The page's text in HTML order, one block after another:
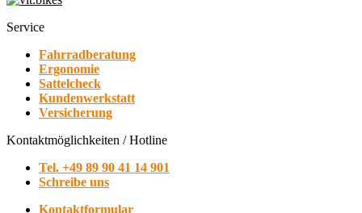
Service
Fahrradberatung
Ergonomie
Sattelcheck
Kundenwerkstatt
Versicherung
Kontaktmöglichkeiten / Hotline
Tel. +49 89 90 41 14 901
Schreibe uns
Kontaktformular